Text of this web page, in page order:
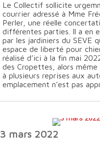
Le Collectif sollicite
courrier adressé à Mme
Perler, une réelle
différentes parties. Il a en
par les jardiniers du SEVE
espace de liberté pour
réalisé d’ici à la fin mai
des Cropettes, alors même
à plusieurs reprises aux
emplacement n’est pas
3 mars 2022